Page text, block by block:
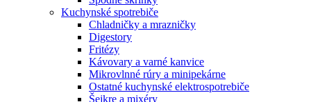
Kuchynské spotrebiče
Chladničky a mrazničky
Digestory
Fritézy
Kávovary a varné kanvice
Mikrovlnné rúry a minipekárne
Ostatné kuchynské elektrospotrebiče
Šejkre a mixéry